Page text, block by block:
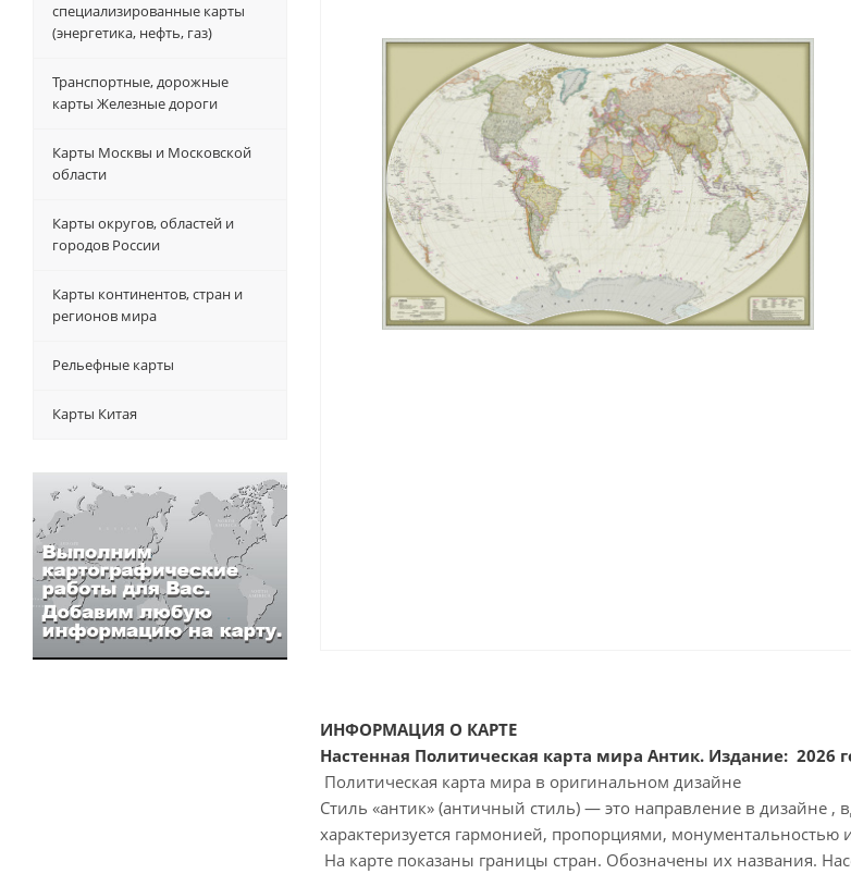
ИНФОРМАЦИЯ О КАРТЕ
Настенная Политическая карта мира Антик. Издание: 2026
Политическая карта мира в оригинальном дизайне
Стиль «антик» (античный стиль) — это направление в дизайне
характеризуется гармонией, пропорциями, монументальностью
На карте показаны границы стран. Обозначены их названия.
специализированные карты
(энергетика, нефть, газ)
Транспортные, дорожные
карты Железные дороги
Карты Москвы и Московской
области
Карты округов, областей и
городов России
Карты континентов, стран и
регионов мира
Рельефные карты
Карты Китая